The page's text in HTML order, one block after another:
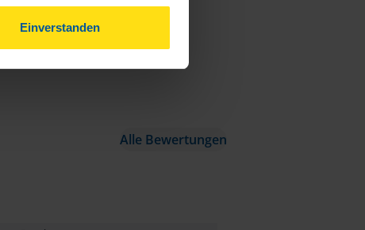
Einverstanden
Alle Bewertungen